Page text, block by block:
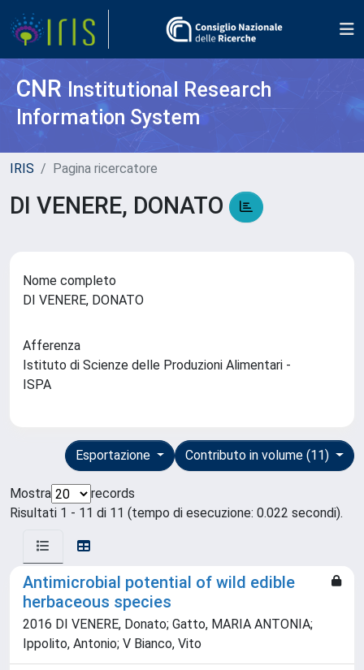
CNR Institutional Research
Information System
IRIS Pagina ricercatore
DI VENERE, DONATO
Nome completo
DI VENERE, DONATO
Afferenza
Istituto di Scienze delle Produzioni Alimentari -
ISPA
Contributo in volume (11)
Esportazione
Mostra
records
Risultati 1 - 11 di 11 (tempo di esecuzione: 0.022 secondi).
Antimicrobial potential of wild edible
herbaceous species
2016 DI VENERE, Donato; Gatto, MARIA ANTONIA;
Ippolito, Antonio; V Bianco, Vito